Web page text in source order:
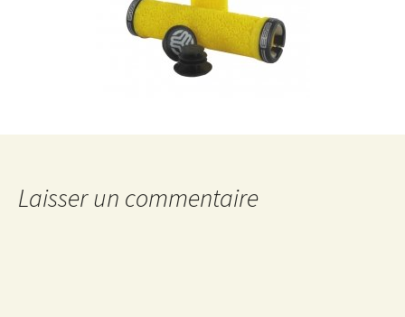
Laisser un commentaire